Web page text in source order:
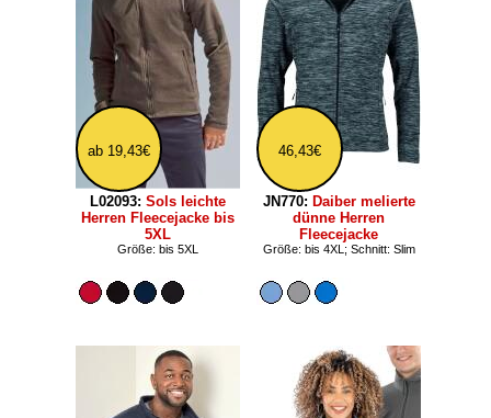
ab 19,43€
L02093: Sols leichte
Herren Fleecejacke bis
5XL
Größe: bis 5XL
46,43€
JN770: Daiber melierte
dünne Herren
Fleecejacke
Größe: bis 4XL; Schnitt: Slim